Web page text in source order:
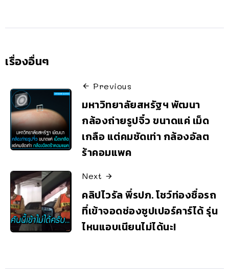
เรื่องอื่นๆ
Previous
มหาวิทยาลัยสหรัฐฯ พัฒนา
กล้องถ่ายรูปจิ๋ว ขนาดแค่ เม็ด
เกลือ แต่คมชัดเท่า กล้องอัลต
ร้าคอมแพค
Next
คลิปไวรัล พี่รปภ. โชว์ท่องชื่อรถ
ที่เข้าจอดช่องซูปเปอร์คาร์ได้ รุ่น
ไหนแอบเนียนไม่ได้นะ!